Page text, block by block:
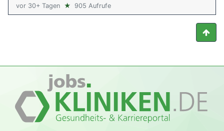
vor 30+ Tagen ★ 905 Aufrufe